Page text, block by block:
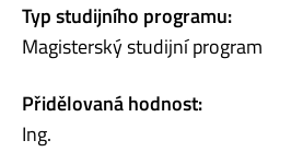
Typ studijního programu:
Magisterský studijní program
Přidělovaná hodnost:
Ing.